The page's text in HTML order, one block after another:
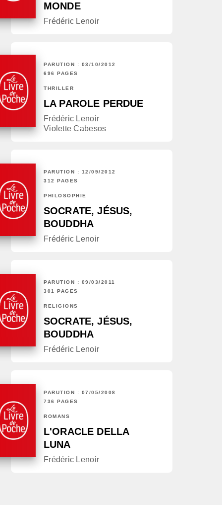
MONDE
Frédéric Lenoir
PARUTION : 03/10/2012
696 PAGES
THRILLER
LA PAROLE PERDUE
Frédéric Lenoir
Violette Cabesos
PARUTION : 12/09/2012
312 PAGES
PHILOSOPHIE
SOCRATE, JÉSUS,
BOUDDHA
Frédéric Lenoir
PARUTION : 09/03/2011
301 PAGES
RELIGIONS
SOCRATE, JÉSUS,
BOUDDHA
Frédéric Lenoir
PARUTION : 07/05/2008
736 PAGES
ROMANS
L'ORACLE DELLA
LUNA
Frédéric Lenoir